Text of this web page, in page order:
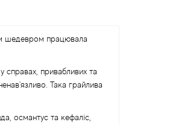
шедевром працювала
справах, привабливих та
Така грайлива
османтус та кефаліс,